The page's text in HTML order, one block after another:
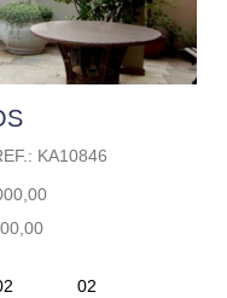
KA10846
02